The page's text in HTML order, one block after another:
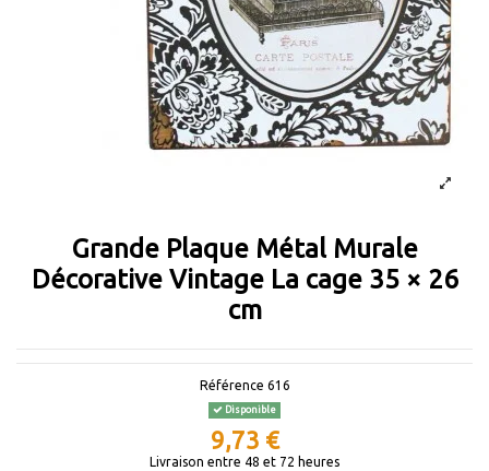
Grande Plaque Métal Murale
Décorative Vintage La cage 35 × 26
cm
Référence 616
Disponible
9,73 €
Livraison entre 48 et 72 heures